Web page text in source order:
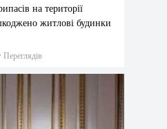
на території
житлові будинки
Переглядів